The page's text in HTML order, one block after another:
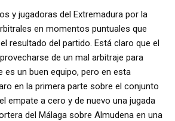
y jugadoras del Extremadura por la
en momentos puntuales que
resultado del partido. Está claro que el
de un mal arbitraje para
es un buen equipo, pero en esta
en la primera parte sobre el conjunto
empate a cero y de nuevo una jugada
del Málaga sobre Almudena en una